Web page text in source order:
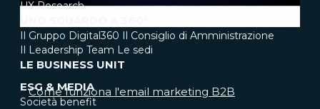
UX Research
Il Gruppo Digital360 Il Consiglio di Amministrazione
Il Leadership Team Le sedi
LE BUSINESS UNIT
ESG & MEDIA
Società benefit
Come funziona l'email marketing B2B